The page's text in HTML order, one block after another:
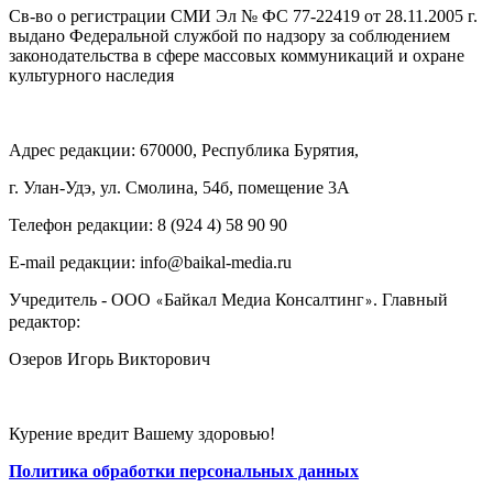
Св-во о регистрации СМИ Эл № ФС 77-22419 от 28.11.2005 г.
выдано Федеральной службой по надзору за соблюдением
законодательства в сфере массовых коммуникаций и охране
культурного наследия
Адрес редакции: 670000, Республика Бурятия,
г. Улан-Удэ, ул. Смолина, 54б, помещение 3А
Телефон редакции: ‎‎8 (924 4) 58 90 90
E-mail редакции: info@baikal-media.ru
Учредитель - ООО «Байкал Медиа Консалтинг». Главный
редактор:
Озеров Игорь Викторович
Курение вредит Вашему здоровью!
Политика обработки персональных данных